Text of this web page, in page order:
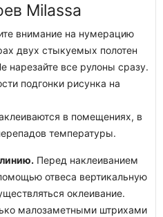
Milassa
внимание на нумерацию
двух стыкуемых полотен
нарезайте все рулоны сразу.
подгонки рисунка на
в помещениях, в
температуры.
Перед наклеиванием
отвеса вертикальную
оклеивание.
малозаметными штрихами